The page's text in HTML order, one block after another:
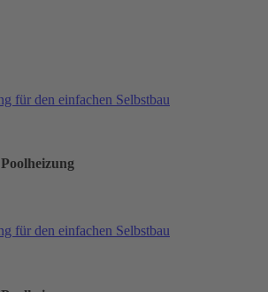
Poolheizung